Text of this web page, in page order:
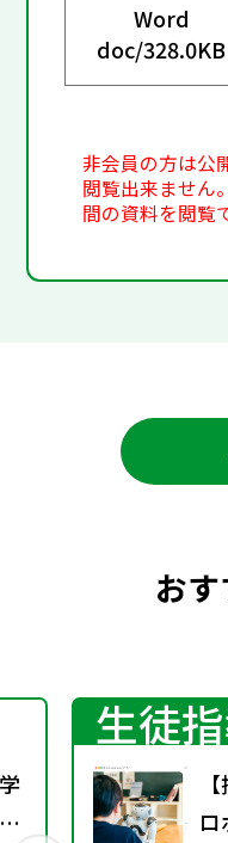
Word
doc/328.0KB
非会員の方は公
閲覧出来ません
間の資料を閲覧
お
生徒